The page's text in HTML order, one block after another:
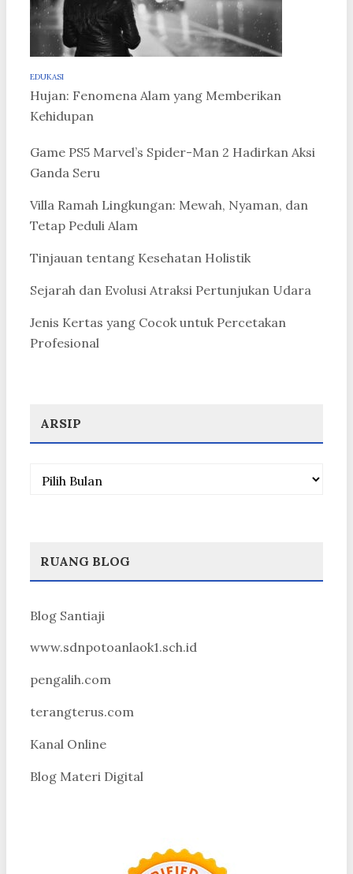
EDUKASI
Hujan: Fenomena Alam yang Memberikan
Kehidupan
Game PS5 Marvel’s Spider-Man 2 Hadirkan Aksi
Ganda Seru
Villa Ramah Lingkungan: Mewah, Nyaman, dan
Tetap Peduli Alam
Tinjauan tentang Kesehatan Holistik
Sejarah dan Evolusi Atraksi Pertunjukan Udara
Jenis Kertas yang Cocok untuk Percetakan
Profesional
ARSIP
Arsip
RUANG BLOG
Blog Santiaji
www.sdnpotoanlaok1.sch.id
pengalih.com
terangterus.com
Kanal Online
Blog Materi Digital